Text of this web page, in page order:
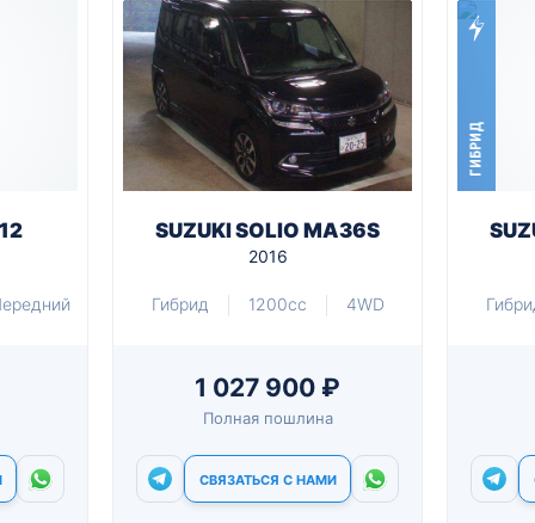
SUZUKI SOLIO MA36S
2016
Гибрид 1200cc 4WD
1 027 900 ₽
Полная пошлина
СВЯЗАТЬСЯ С НАМИ
ГИБРИД